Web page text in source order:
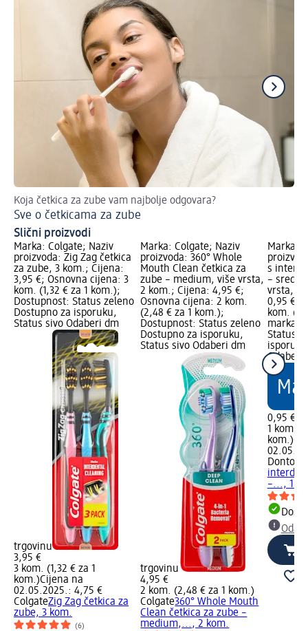
Koja četkica za zube vam najbolje odgovara?
Sve o četkicama za zube
Slični proizvodi
Marka: Colgate; Naziv
proizvoda: Zig Zag četkica
za zube, 3 kom.; Cijena:
3,95 €; Osnovna cijena: 3
kom. (1,32 € za 1 kom.);
Dostupnost: Status zeleno
Dostupno za isporuku,
Status sivo Odaberi dm
trgovinu
3,95 €
3 kom. (1,32 € za 1
kom.)Cijena na
02.05.2025.: 4,75 €
ColgateZig Zag četkica za
zube, 3 kom.
(6)
Marka: Colgate; Naziv
proizvoda: 360° Whole
Mouth Clean četkica za
zube – medium, više vrsta,
2 kom.; Cijena: 4,95 €;
Osnovna cijena: 2 kom.
(2,48 € za 1 kom.);
Dostupnost: Status zeleno
Dostupno za isporuku,
Status sivo Odaberi dm
trgovinu
4,95 €
2 kom. (2,48 € za 1 kom.)
Colgate360° Whole Mouth
Clean četkica za zube –
medium,..., 2 kom.
Marka:
s
–
vrsta, 1
0,95 €;
kom.
marka
Status
Odaberi
0,95 €
1 kom.
kom.)
–..., 1